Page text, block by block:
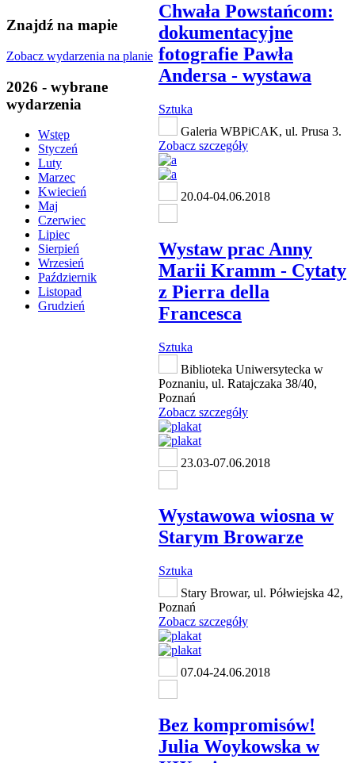
Znajdź na mapie
Zobacz wydarzenia na planie
2026 - wybrane
wydarzenia
Wstęp
Styczeń
Luty
Marzec
Kwiecień
Maj
Czerwiec
Lipiec
Sierpień
Wrzesień
Październik
Listopad
Grudzień
Chwała Powstańcom:
dokumentacyjne
fotografie Pawła
Andersa - wystawa
Sztuka
Galeria WBPiCAK, ul. Prusa 3.
Zobacz szczegóły
20.04-04.06.2018
Wystaw prac Anny
Marii Kramm - Cytaty
z Pierra della
Francesca
Sztuka
Biblioteka Uniwersytecka w
Poznaniu, ul. Ratajczaka 38/40,
Poznań
Zobacz szczegóły
23.03-07.06.2018
Wystawowa wiosna w
Starym Browarze
Sztuka
Stary Browar, ul. Półwiejska 42,
Poznań
Zobacz szczegóły
07.04-24.06.2018
Bez kompromisów!
Julia Woykowska w